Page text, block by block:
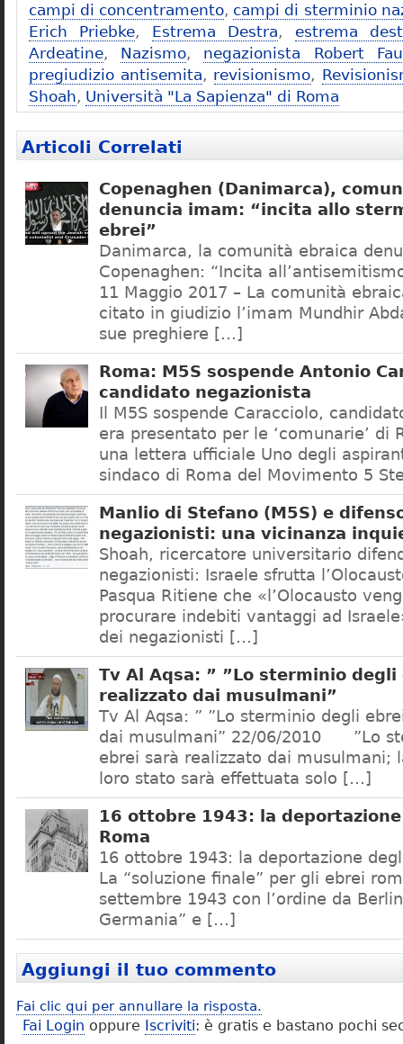
campi di concentramento, campi di sterminio
Erich Priebke, Estrema Destra, estrema
Ardeatine, Nazismo, negazionista Robert
pregiudizio antisemita, revisionismo,
Shoah, Università "La Sapienza" di Roma
Articoli Correlati
Copenaghen (Danimarca),
denuncia imam: “incita allo
ebrei”
Danimarca, la comunità ebraica
Copenaghen: “Incita
11 Maggio 2017 – La comunità
citato in giudizio l’imam Mundhir
sue preghiere […]
Roma: M5S sospende Antonio
candidato negazionista
Il M5S sospende Caracciolo,
era presentato per le ‘comunarie’ di
una lettera ufficiale Uno degli
sindaco di Roma del Movimento 5
Manlio di Stefano (M5S) e
negazionisti: una vicinanza
Shoah, ricercatore universitario
negazionisti: Israele sfrutta
Pasqua Ritiene che «l’Olocausto
procurare indebiti vantaggi ad
dei negazionisti […]
Tv Al Aqsa: ” ”Lo sterminio degli
realizzato dai musulmani”
Tv Al Aqsa: ” ”Lo sterminio degli
dai musulmani” 22/06/2010 ”Lo
ebrei sarà realizzato dai musulmani;
loro stato sarà effettuata solo […]
16 ottobre 1943: la
Roma
16 ottobre 1943: la deportazione
La “soluzione finale” per gli ebrei
settembre 1943 con l’ordine da
Germania” e […]
Aggiungi il tuo commento
Fai clic qui per annullare la risposta.
Fai Login oppure Iscriviti: è gratis e bastano pochi